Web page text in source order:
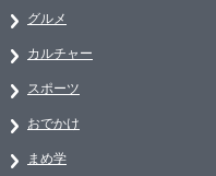
グルメ
カルチャー
スポーツ
おでかけ
まめ学